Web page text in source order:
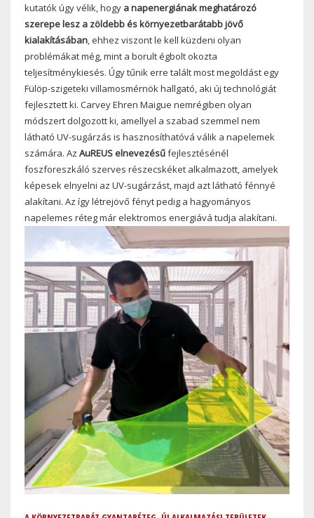
kutatók úgy vélik, hogy a napenergiának meghatározó
szerepe lesz a zöldebb és környezetbarátabb jövő
kialakításában, ehhez viszont le kell küzdeni olyan
problémákat még, mint a borult égbolt okozta
teljesítménykiesés. Úgy tűnik erre talált most megoldást egy
Fülöp-szigeteki villamosmérnök hallgató, aki új technológiát
fejlesztett ki. Carvey Ehren Maigue nemrégiben olyan
módszert dolgozott ki, amellyel a szabad szemmel nem
látható UV-sugárzás is hasznosíthatóvá válik a napelemek
számára. Az AuREUS elnevezésűfejlesztésénél
foszforeszkáló szerves részecskéket alkalmazott, amelyek
képesek elnyelni az UV-sugárzást, majd azt látható fénnyé
alakítani. Az így létrejövő fényt pedig a hagyományos
napelemes réteg már elektromos energiává tudja alakítani.